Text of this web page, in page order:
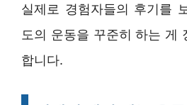
실제로 경험자들의 후기를
도의 운동을 꾸준히 하는 게
합니다.